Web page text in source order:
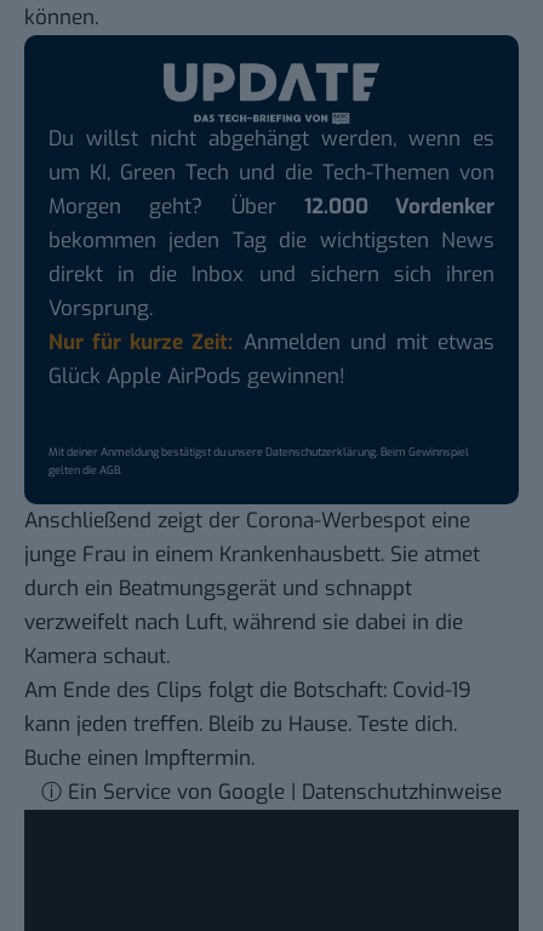
können.
Du willst nicht abgehängt werden, wenn es
um KI, Green Tech und die Tech-Themen von
Morgen geht? Über 12.000 Vordenker
bekommen jeden Tag die wichtigsten News
direkt in die Inbox und sichern sich ihren
Vorsprung.
Nur für kurze Zeit: Anmelden und mit etwas
Glück Apple AirPods gewinnen!
Mit deiner Anmeldung bestätigst du unsereDatenschutzerklärung. Beim Gewinnspiel
gelten dieAGB.
Anschließend zeigt der Corona-Werbespot eine
junge Frau in einem Krankenhausbett. Sie atmet
durch ein Beatmungsgerät und schnappt
verzweifelt nach Luft, während sie dabei in die
Kamera schaut.
Am Ende des Clips folgt die Botschaft: Covid-19
kann jeden treffen. Bleib zu Hause. Teste dich.
Buche einen Impftermin.
ⓘ Ein Service von Google | Datenschutzhinweise